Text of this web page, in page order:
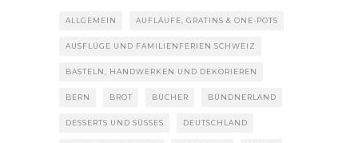
ALLGEMEIN AUFLÄUFE, GRATINS & ONE-POTS
AUSFLÜGE UND FAMILIENFERIEN SCHWEIZ
BASTELN, HANDWERKEN UND DEKORIEREN
BERN BROT BÜCHER BÜNDNERLAND
DESSERTS UND SÜSSES DEUTSCHLAND